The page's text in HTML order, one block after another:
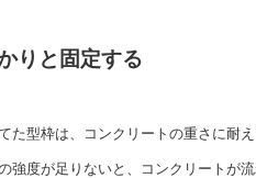
りと固定する
た型枠は、コンクリートの重さに耐
強度が足りないと、コンクリートが